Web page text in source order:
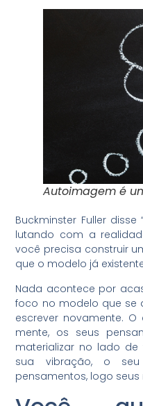
Autoimagem é
Buckminster Fuller
lutando com a
você precisa construir
que o modelo já
Nada acontece por
foco no modelo que se
escrever novamente.
mente, os seus
materializar no lado
sua vibração, o seu
pensamentos, logo seus